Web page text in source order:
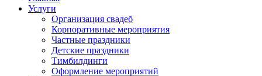
Услуги
Организация свадеб
Корпоративные мероприятия
Частные праздники
Детские праздники
Тимбилдинги
Оформление мероприятий